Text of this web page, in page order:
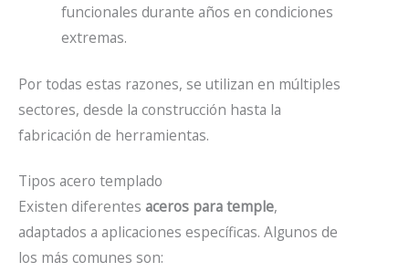
funcionales durante años en condiciones
extremas.
Por todas estas razones, se utilizan en múltiples
sectores, desde la construcción hasta la
fabricación de herramientas.
Tipos acero templado
Existen diferentes aceros para temple,
adaptados a aplicaciones específicas. Algunos de
los más comunes son: